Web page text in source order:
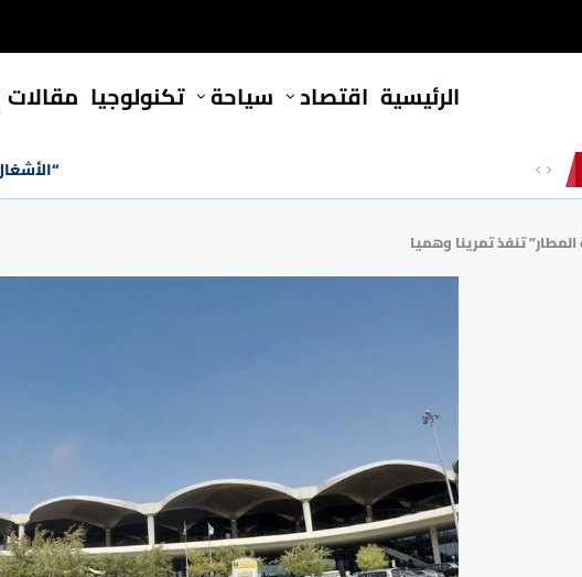
الرئيسية ⁠اقتصاد سياحة تكنولوجيا مقالات
تنفذ تمرينا وهميا